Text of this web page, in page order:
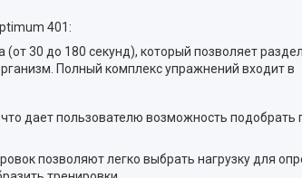
401:
(от 30 до 180 секунд), который позволяет
Полный комплекс упражнений входит в
дает пользователю возможность
позволяют легко выбрать нагрузку для